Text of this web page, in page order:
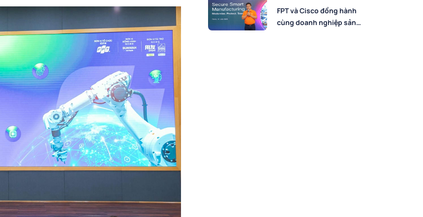
FPT và Cisco đồng hành
cùng doanh nghiệp sản